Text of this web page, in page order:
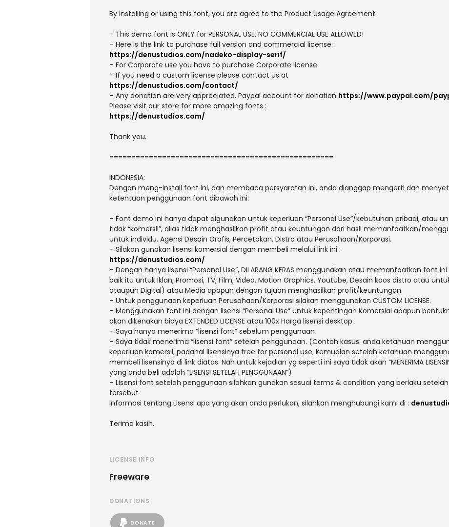
By installing or using this font, you are agree to the Product Usage Agreement:
– This demo font is ONLY for PERSONAL USE. NO COMMERCIAL USE ALLOWED!
– Here is the link to purchase full version and commercial license:
https://denustudios.com/nadeko-display-serif/
– For Corporate use you have to purchase Corporate license
– If you need a custom license please contact us at
https://denustudios.com/contact/
– Any donation are very appreciated. Paypal account for donation https://www.paypal.com/
Please visit our store for more amazing fonts :
https://denustudios.com/
Thank you.
===================================================
INDONESIA:
Dengan meng-install font ini, dan membaca persyaratan ini, anda dianggap mengerti dan
ketentuan penggunaan font dibawah ini:
– Font demo ini hanya dapat digunakan untuk keperluan “Personal Use”/kebutuhan pribadi, atau
tidak “komersil”, alias tidak menghasilkan profit atau keuntungan dari hasil memanfaatkan/
untuk individu, Agensi Desain Grafis, Percetakan, Distro atau Perusahaan/Korporasi.
– Silakan gunakan lisensi komersial dengan membeli melalui link ini :
https://denustudios.com/
– Dengan hanya lisensi “Personal Use”, DILARANG KERAS menggunakan atau memanfaatkan font
baik itu untuk Iklan, Promosi, TV, Film, Video, Motion Graphics, Youtube, Desain kaos distro atau
ataupun Digital) atau Media apapun dengan tujuan menghasilkan profit/keuntungan.
– Untuk penggunaan keperluan Perusahaan/Korporasi silakan menggunakan CUSTOM LICENSE.
– Menggunakan font ini dengan lisensi “Personal Use” untuk kepentingan Komersial apapun
akan dikenakan biaya EXTENDED LICENSE atau 100x Harga lisensi desktop.
– Saya hanya menerima “lisensi font” sebelum penggunaan
– Saya tidak menerima “lisensi font” setelah penggunaan. (Contoh kasus: anda ketahuan
keperluan komersil, padahal lisensinya free for personal use, kemudian setelah ketahuan
membeli lisensinya di link diatas. Nah untuk kejadian yg seperti ini saya tidak akan “MENERIMA
yang anda beli adalah “LISENSI SETELAH PENGGUNAAN”)
– Lisensi font setelah penggunaan silahkan gunakan sesuai terms & condition yang berlaku
tersebut
Informasi tentang Lisensi apa yang akan anda perlukan, silahkan menghubungi kami di :
Terima kasih.
LICENSE INFO
Freeware
DONATIONS
DONATE